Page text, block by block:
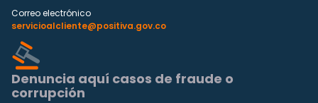
Correo electrónico
servicioalcliente@positiva.gov.co
Denuncia aquí casos de fraude o
corrupción